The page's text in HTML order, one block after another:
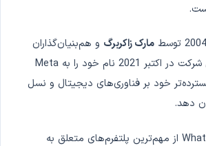
مارک زاکربرگ و هم‌بنیان‌گذاران
آن راه‌اندازی شد. این شرکت در اکتبر 2021 نام خود را به Meta
خود بر فناوری‌های دیجیتال و نسل
دهد.
Instagram و WhatsApp از مهم‌ترین پلتفرم‌های متعلق به